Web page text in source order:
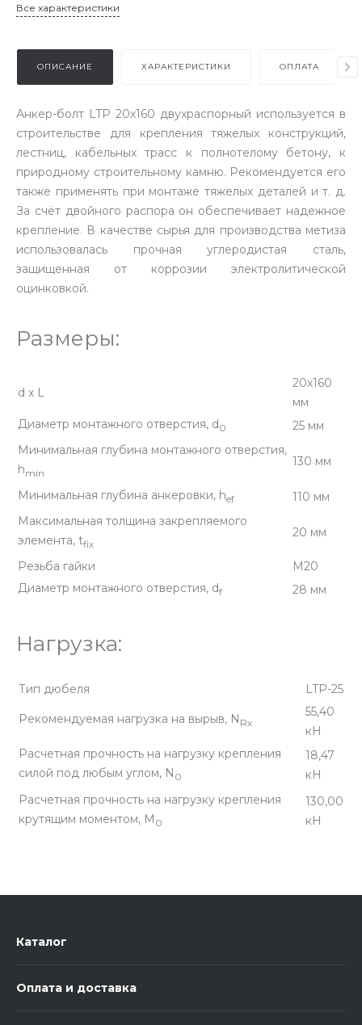
Все характеристики
ОПИСАНИЕ ХАРАКТЕРИСТИКИ ОПЛАТА
Анкер-болт LTP 20х160 двухраспорный используется в
строительстве для крепления тяжелых конструкций,
лестниц, кабельных трасс к полнотелому бетону, к
природному строительному камню. Рекомендуется его
также применять при монтаже тяжелых деталей и т. д.
За счёт двойного распора он обеспечивает надежное
крепление. В качестве сырья для производства метиза
использовалась прочная углеродистая сталь,
защищенная от коррозии электролитической
оцинковкой.
Размеры:
d x L
20х160
мм
Диаметр монтажного отверстия, d0
25 мм
Минимальная глубина монтажного отверстия,
hmin
130 мм
Минимальная глубина анкеровки, hef
110 мм
Максимальная толщина закрепляемого
элемента, tfix
20 мм
Резьба гайки
М20
Диаметр монтажного отверстия, df 28 мм
Нагрузка:
Тип дюбеля LTP-25
Рекомендуемая нагрузка на вырыв, N Rx
55,40
кН
Расчетная прочность на нагрузку крепления
силой под любым углом, N 0
18,47
кН
Расчетная прочность на нагрузку крепления
крутящим моментом, M 0
130,00
кН
Каталог
Оплата и доставка